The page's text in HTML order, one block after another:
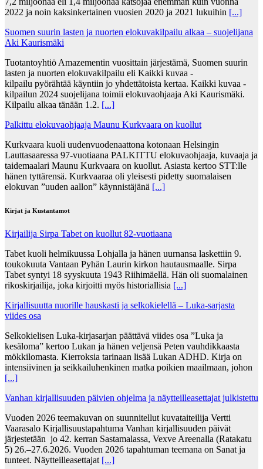
2022 ja noin kaksinkertainen vuosien 2020 ja 2021 lukuihin [...]
Suomen suurin lasten ja nuorten elokuvakilpailu alkaa – suojelijana
Aki Kaurismäki
Tuotantoyhtiö Amazementin vuosittain järjestämä, Suomen suurin
lasten ja nuorten elokuvakilpailu eli Kaikki kuvaa -
kilpailu pyörähtää käyntiin jo yhdettätoista kertaa. Kaikki kuvaa -
kilpailun 2024 suojelijana toimii elokuvaohjaaja Aki Kaurismäki.
Kilpailu alkaa tänään 1.2. [...]
Palkittu elokuvaohjaaja Maunu Kurkvaara on kuollut
Kurkvaara kuoli uudenvuodenaattona kotonaan Helsingin
Lauttasaaressa 97-vuotiaana PALKITTU elokuvaohjaaja, kuvaaja ja
taidemaalari Maunu Kurkvaara on kuollut. Asiasta kertoo STT:lle
hänen tyttärensä. Kurkvaaraa oli yleisesti pidetty suomalaisen
elokuvan ”uuden aallon” käynnistäjänä [...]
Kirjat ja Kustantamot
Kirjailija Sirpa Tabet on kuollut 82-vuotiaana
Tabet kuoli helmikuussa Lohjalla ja hänen uurnansa laskettiin 9.
toukokuuta Vantaan Pyhän Laurin kirkon hautausmaalle. Sirpa
Tabet syntyi 18 syyskuuta 1943 Riihimäellä. Hän oli suomalainen
rikoskirjailija, joka kirjoitti myös historiallisia [...]
Kirjallisuutta nuorille hauskasti ja selkokielellä – Luka-sarjasta
viides osa
Selkokielisen Luka-kirjasarjan päättävä viides osa ”Luka ja
kesäloma” kertoo Lukan ja hänen veljensä Peten vauhdikkaasta
mökkilomasta. Kierroksia tarinaan lisää Lukan ADHD. Kirja on
intensiivinen ja seikkailuhenkinen matka poikien maailmaan, johon
[...]
Vanhan kirjallisuuden päivien ohjelma ja näytteilleasettajat julkistettu
Vuoden 2026 teemakuvan on suunnitellut kuvataiteilija Vertti
Vaarasalo Kirjallisuustapahtuma Vanhan kirjallisuuden päivät
järjestetään jo 42. kerran Sastamalassa, Vexve Areenalla (Ratakatu
5) 26.–27.6.2026. Vuoden 2026 tapahtuman teemana on Sanat ja
tunteet. Näytteilleasettajat [...]